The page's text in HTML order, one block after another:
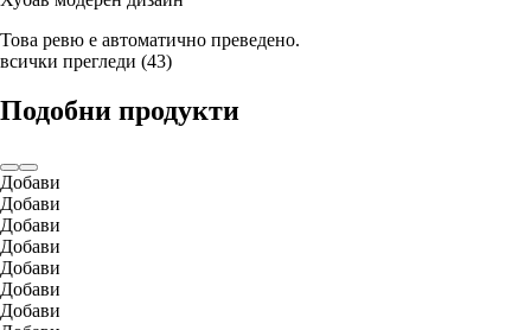
Това ревю е автоматично преведено.
всички прегледи (43)
Подобни продукти
Добави
Добави
Добави
Добави
Добави
Добави
Добави